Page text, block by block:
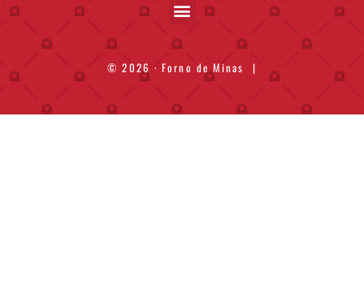
© 2026 · Forno de Minas |